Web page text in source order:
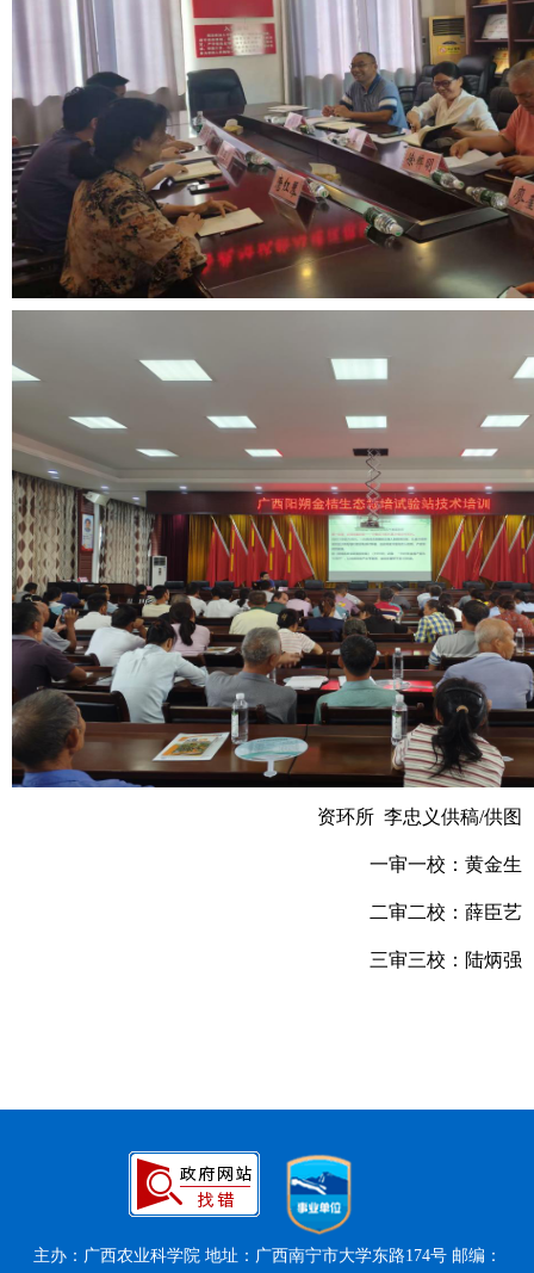
资环所 李忠义供稿/供图
一审一校：黄金生
二审二校：薛臣艺
三审三校：陆炳强
主办：广西农业科学院 地址：广西南宁市大学东路174号 邮编：